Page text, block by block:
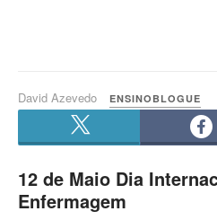
David Azevedo ENSINOBLOGUE
12 de Maio Dia
Enfermagem